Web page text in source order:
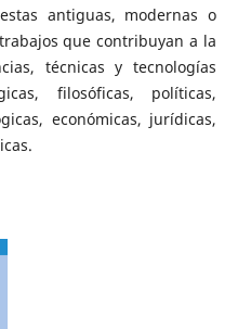
antiguas, modernas o
que contribuyan a la
técnicas y tecnologías
filosóficas, políticas,
económicas, jurídicas,